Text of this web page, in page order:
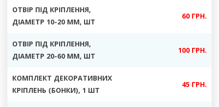
ОТВІР ПІД КРІПЛЕННЯ,
ДІАМЕТР 10-20 ММ, ШТ
60 ГРН.
ОТВІР ПІД КРІПЛЕННЯ,
ДІАМЕТР 20-60 ММ, ШТ
100 ГРН.
КОМПЛЕКТ ДЕКОРАТИВНИХ
КРІПЛЕНЬ (БОНКИ), 1 ШТ
45 ГРН.